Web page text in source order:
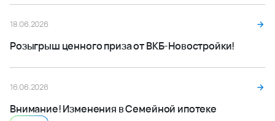
18.06.2026
Розыгрыш ценного приза от ВКБ-Новостройки!
16.06.2026
Внимание! Изменения в Семейной ипотеке